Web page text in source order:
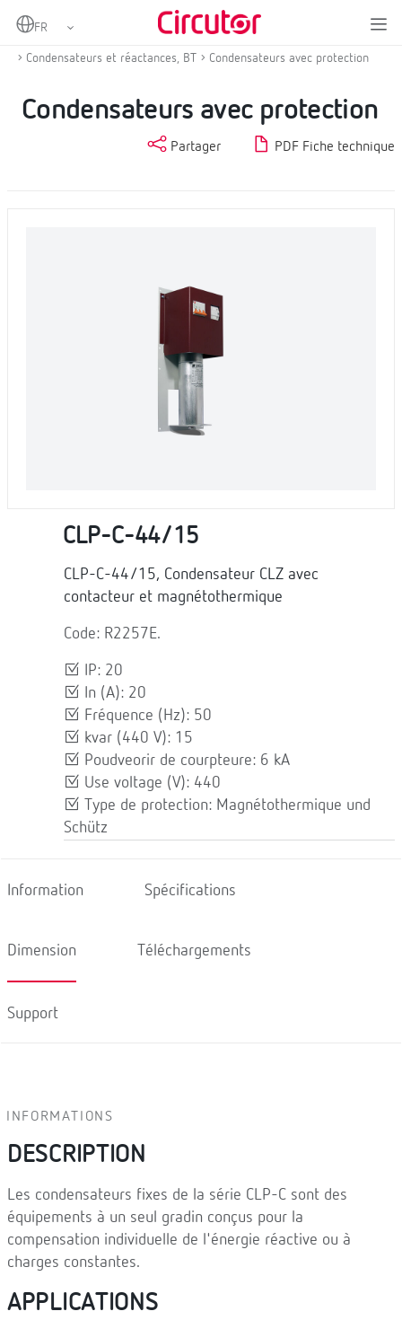
Home
Condensateurs et réactances, BT
Condensateurs avec protection
Condensateurs avec protection
Partager PDF Fiche technique
CLP-C-44/15
CLP-C-44/15, Condensateur CLZ avec
contacteur et magnétothermique
Code: R2257E.
IP: 20
In (A): 20
Fréquence (Hz): 50
kvar (440 V): 15
Poudveorir de courpteure: 6 kA
Use voltage (V): 440
Type de protection: Magnétothermique und
Schütz
Information Spécifications
Dimension Téléchargements
Support
INFORMATIONS
DESCRIPTION
Les condensateurs fixes de la série CLP-C sont des
équipements à un seul gradin conçus pour la
compensation individuelle de l'énergie réactive ou à
charges constantes.
APPLICATIONS